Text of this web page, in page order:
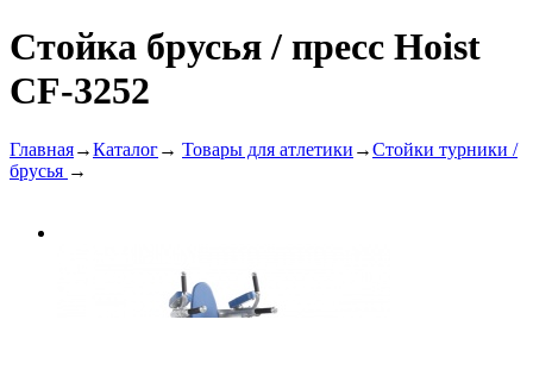
Стойка брусья / пресс Hoist
CF-3252
Главная→Каталог→ Товары для атлетики →Стойки турники /
брусья →